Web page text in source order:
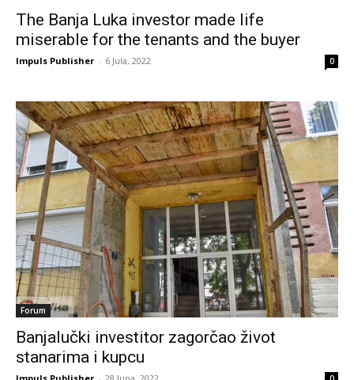
The Banja Luka investor made life
miserable for the tenants and the buyer
Impuls Publisher - 6 Jula, 2022 0
Forum
Banjalučki investitor zagorčao život
stanarima i kupcu